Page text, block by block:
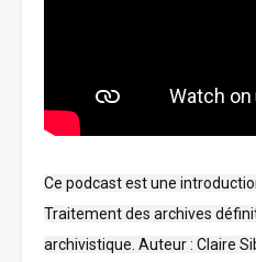
Ce podcast est une
Traitement des archives
archivistique. Auteur : Claire